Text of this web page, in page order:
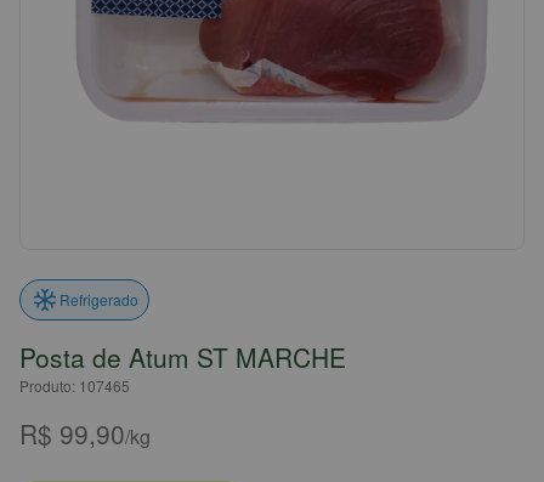
Refrigerado
Posta de Atum ST MARCHE
Produto: 107465
R$ 99,90/kg